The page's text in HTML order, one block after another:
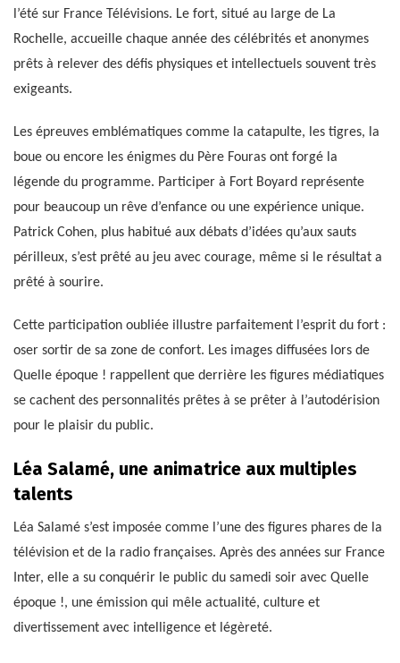
l’été sur France Télévisions. Le fort, situé au large de La
Rochelle, accueille chaque année des célébrités et anonymes
prêts à relever des défis physiques et intellectuels souvent très
exigeants.
Les épreuves emblématiques comme la catapulte, les tigres, la
boue ou encore les énigmes du Père Fouras ont forgé la
légende du programme. Participer à Fort Boyard représente
pour beaucoup un rêve d’enfance ou une expérience unique.
Patrick Cohen, plus habitué aux débats d’idées qu’aux sauts
périlleux, s’est prêté au jeu avec courage, même si le résultat a
prêté à sourire.
Cette participation oubliée illustre parfaitement l’esprit du fort :
oser sortir de sa zone de confort. Les images diffusées lors de
Quelle époque ! rappellent que derrière les figures médiatiques
se cachent des personnalités prêtes à se prêter à l’autodérision
pour le plaisir du public.
Léa Salamé, une animatrice aux multiples
talents
Léa Salamé s’est imposée comme l’une des figures phares de la
télévision et de la radio françaises. Après des années sur France
Inter, elle a su conquérir le public du samedi soir avec Quelle
époque !, une émission qui mêle actualité, culture et
divertissement avec intelligence et légèreté.